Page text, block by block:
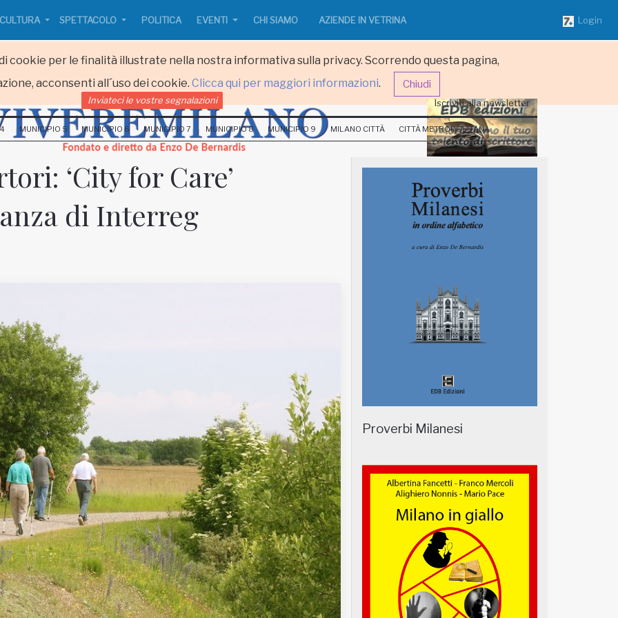
cookie per le finalità illustrate nella nostra informativa sulla privacy. Scorrendo questa pagina,
acconsenti all´uso dei cookie. Clicca qui per maggiori informazioni. Chiudi
CULTURA SPETTACOLO POLITICA EVENTI CHI SIAMO AZIENDE IN VETRINA Login
Inviateci le vostre segnalazioni Iscriviti alla newsletter
MUNICIPIO 5 MUNICIPIO 6 MUNICIPIO 7 MUNICIPIO 8 MUNICIPIO 9 MILANO CITTÀ CITTÀ METROPOLITANA
‘City for Care’
di Interreg
Proverbi Milanesi